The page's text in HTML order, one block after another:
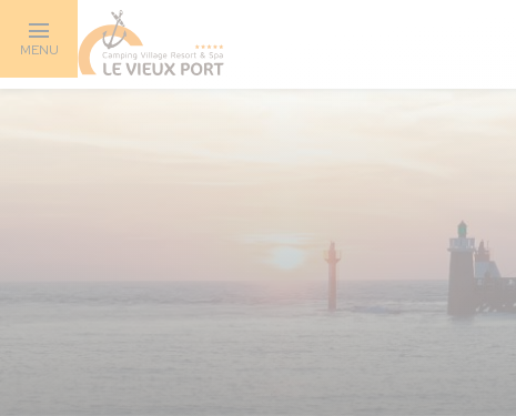
main
content
MENU